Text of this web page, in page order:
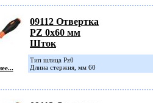
09112 Отвертка
PZ 0х60 мм
Шток
Тип шлица Pz0
Длина стержня, мм 60